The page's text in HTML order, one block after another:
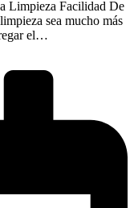
Limpieza Facilidad De
sea mucho más
el…